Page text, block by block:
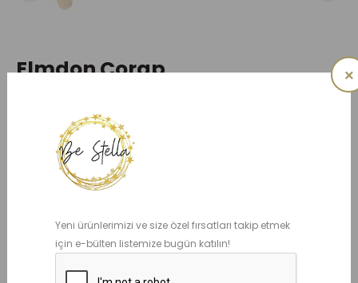
Yeni ürünlerimizi ve size özel fırsatları takip etmek
için e-bülten listemize bugün katılın!
×
Elmdon Çorap
125,00 TL
Mevcut Seçenekler:
1-3 YAŞ 3-5 YAŞ